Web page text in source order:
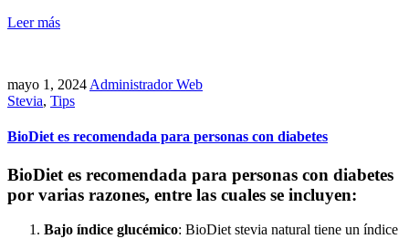
Leer más
mayo 1, 2024 Administrador Web
Stevia, Tips
BioDiet es recomendada para personas con diabetes
BioDiet es recomendada para personas con diabetes
por varias razones, entre las cuales se incluyen:
Bajo índice glucémico: BioDiet stevia natural tiene un índice